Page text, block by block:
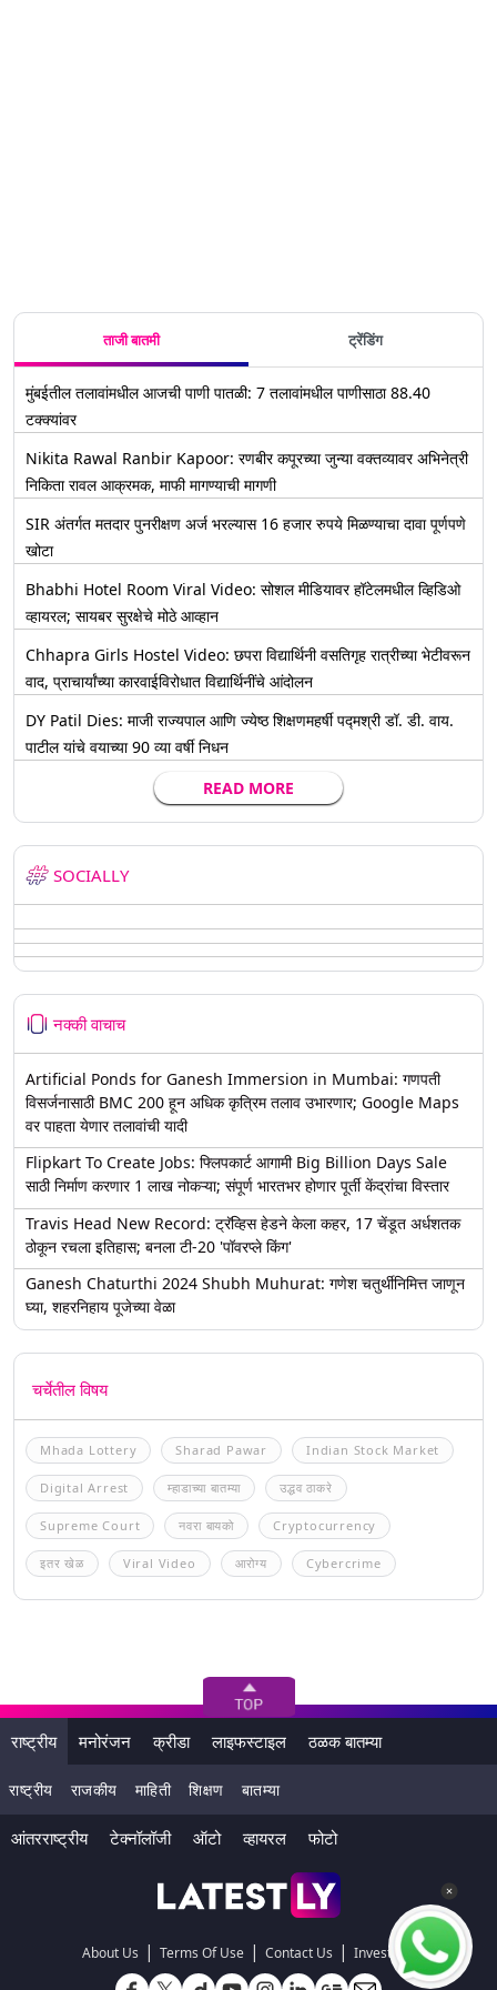
ताजी बातमी ट्रेंडिंग
मुंबईतील तलावांमधील आजची पाणी पातळी: 7 तलावांमधील पाणीसाठा 88.40
टक्क्यांवर
Nikita Rawal Ranbir Kapoor: रणबीर कपूरच्या जुन्या वक्तव्यावर अभिनेत्री
निकिता रावल आक्रमक, माफी मागण्याची मागणी
SIR अंतर्गत मतदार पुनरीक्षण अर्ज भरल्यास 16 हजार रुपये मिळण्याचा दावा पूर्णपणे
खोटा
Bhabhi Hotel Room Viral Video: सोशल मीडियावर हॉटेलमधील व्हिडिओ
व्हायरल; सायबर सुरक्षेचे मोठे आव्हान
Chhapra Girls Hostel Video: छपरा विद्यार्थिनी वसतिगृह रात्रीच्या भेटीवरून
वाद, प्राचार्यांच्या कारवाईविरोधात विद्यार्थिनींचे आंदोलन
DY Patil Dies: माजी राज्यपाल आणि ज्येष्ठ शिक्षणमहर्षी पद्मश्री डॉ. डी. वाय.
पाटील यांचे वयाच्या 90 व्या वर्षी निधन
READ MORE
SOCIALLY
नक्की वाचाच
Artificial Ponds for Ganesh Immersion in Mumbai: गणपती
विसर्जनासाठी BMC 200 हून अधिक कृत्रिम तलाव उभारणार; Google Maps
वर पाहता येणार तलावांची यादी
Flipkart To Create Jobs: फ्लिपकार्ट आगामी Big Billion Days Sale
साठी निर्माण करणार 1 लाख नोकऱ्या; संपूर्ण भारतभर होणार पूर्ती केंद्रांचा विस्तार
Travis Head New Record: ट्रॅव्हिस हेडने केला कहर, 17 चेंडूत अर्धशतक
ठोकून रचला इतिहास; बनला टी-20 'पॉवरप्ले किंग'
Ganesh Chaturthi 2024 Shubh Muhurat: गणेश चतुर्थीनिमित्त जाणून
घ्या, शहरनिहाय पूजेच्या वेळा
चर्चेतील विषय
Mhada Lottery Sharad Pawar Indian Stock Market
Digital Arrest म्हाडाच्या बातम्या उद्धव ठाकरे
Supreme Court नवरा बायको Cryptocurrency
इतर खेळ Viral Video आरोग्य Cybercrime
राष्ट्रीय मनोरंजन क्रीडा लाइफस्टाइल ठळक बातम्या
राष्ट्रीय राजकीय माहिती शिक्षण बातम्या
आंतरराष्ट्रीय टेक्नॉलॉजी ऑटो व्हायरल फोटो
About Us | Terms Of Use | Contact Us | Investors